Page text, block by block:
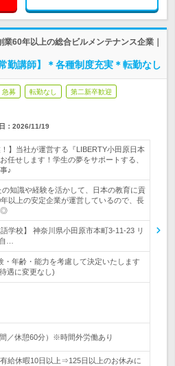
60年以上の総合ビルメンテナンス企業｜
勤講師】＊各種制度充実＊転勤なし
急募 転勤なし 第二新卒歓迎
： 2026/11/19
！】当社が運営する『LIBERTY小田原日本
任せします！学生の夢をサポートする、
♪
知識や経験を活かして、日本の教育に貢
以上の安定企業が運営しているので、長
◎
語学校】 神奈川県小田原市本町3-11-23 リ
…
・年齢・能力を考慮して決定いたします
遇に変更なし)
／休憩60分）※時間外労働あり
給休暇10日以上⇒125日以上のお休みに